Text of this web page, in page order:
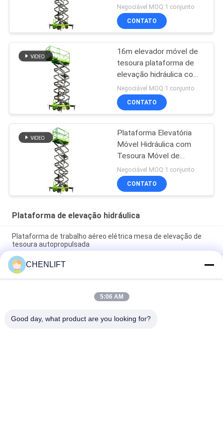
Negociável MOQ:1 conjunto
CONTATO
16m elevador móvel de
tesoura plataforma de
elevação hidráulica com
plataforma de extensão
Negociável MOQ:1 conjunto
CONTATO
Plataforma Elevatória
Móvel Hidráulica com
Tesoura Móvel de
9000mm de Altura para
Limpeza
Negociável MOQ:1 conjunto
CONTATO
Plataforma de elevação hidráulica
Plataforma de trabalho aéreo elétrica mesa de elevação de
tesoura autopropulsada
10m plataforma de elevação hidráulica elevador de tesoura
elétrico autopropulsado com plataforma de extensão 450Kg
carga
Plataforma de elevação hidráulica de 10 metros Plataforma
CHENLIFT
5:06 AM
Good day, what product are you looking for?